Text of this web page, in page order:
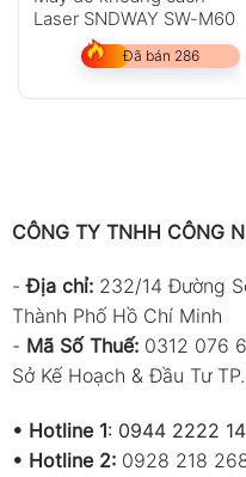
Laser SNDWAY SW-M60
Đã bán 286
CÔNG TY TNHH CÔNG
-Địa chỉ: 232/14 Đường
Thành Phố Hồ Chí Minh
- Mã Số Thuế: 0312 076
Sở Kế Hoạch & Đầu Tư
• Hotline 1: 0944 2222 14
• Hotline 2: 0928 218